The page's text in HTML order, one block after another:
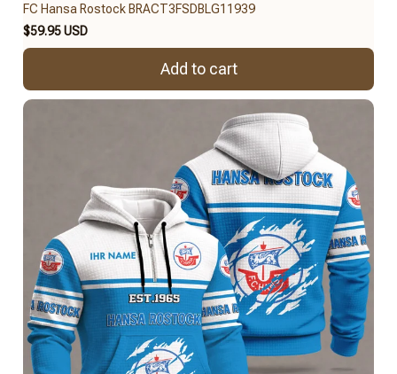
FC Hansa Rostock BRACT3FSDBLG11939
$59.95 USD
Add to cart